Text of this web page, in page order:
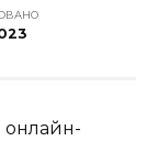
онлайн-